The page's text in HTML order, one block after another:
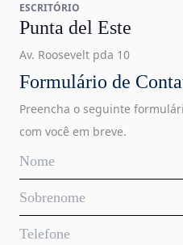
ESCRITÓRIO
Punta del Este
Av. Roosevelt pda 10
Formulário de
Preencha o seguinte
com você em breve.